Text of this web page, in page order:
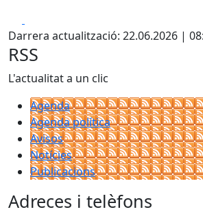
Darrera actualització: 22.06.2026 |
RSS
L'actualitat a un clic
Agenda
Agenda política
Avisos
Notícies
Publicacions
Adreces i telèfons